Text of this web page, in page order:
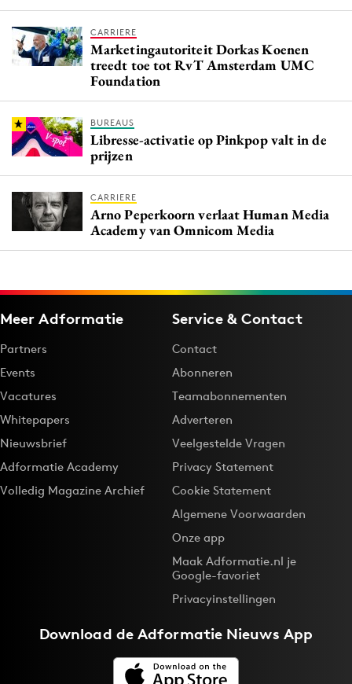
CARRIERE
Marketingautoriteit Dorkas Koenen
treedt toe tot RvT Amsterdam UMC
Foundation
BUREAUS
Libresse-activatie op Pinkpop valt in de
prijzen
CARRIERE
Arno Peperkoorn verlaat Human Media
Academy van Omnicom Media
Meer Adformatie
Partners
Events
Vacatures
Whitepapers
Nieuwsbrief
Adformatie Academy
Volledig Magazine Archief
Service & Contact
Contact
Abonneren
Teamabonnementen
Adverteren
Veelgestelde Vragen
Privacy Statement
Cookie Statement
Algemene Voorwaarden
Onze app
Maak Adformatie.nl je
Google-favoriet
Privacyinstellingen
Download deAdformatie Nieuws App